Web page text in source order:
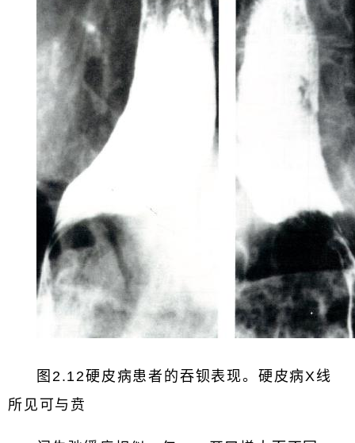
图2.12硬皮病患者的吞钡表现。硬皮病X线
所见可与贲